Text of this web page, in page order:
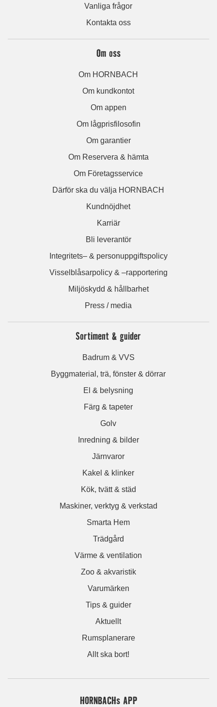
Vanliga frågor
Kontakta oss
Om oss
Om HORNBACH
Om kundkontot
Om appen
Om lågprisfilosofin
Om garantier
Om Reservera & hämta
Om Företagsservice
Därför ska du välja HORNBACH
Kundnöjdhet
Karriär
Bli leverantör
Integritets– & personuppgiftspolicy
Visselblåsarpolicy & –rapportering
Miljöskydd & hållbarhet
Press / media
Sortiment & guider
Badrum & VVS
Byggmaterial, trä, fönster & dörrar
El & belysning
Färg & tapeter
Golv
Inredning & bilder
Järnvaror
Kakel & klinker
Kök, tvätt & städ
Maskiner, verktyg & verkstad
Smarta Hem
Trädgård
Värme & ventilation
Zoo & akvaristik
Varumärken
Tips & guider
Aktuellt
Rumsplanerare
Allt ska bort!
HORNBACHs APP